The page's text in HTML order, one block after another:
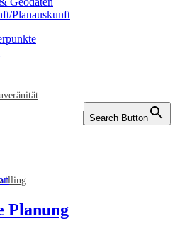
Planauskunft
Search Button
Planung